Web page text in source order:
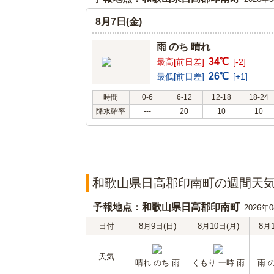
8月7日(金)
雨 のち 晴れ
最高[前日差] 34℃ [-2]
最低[前日差] 26℃ [+1]
時間 0-6 6-12 12-18
18-24
降水確率
--- 20 10 10
和歌山県日高郡印南町の週間天
予報地点：和歌山県日高郡印南町 2026年
日付
8月9日(日) 8月10日(月) 8月
天気
晴れ のち 雨 くもり 一時 雨 雨